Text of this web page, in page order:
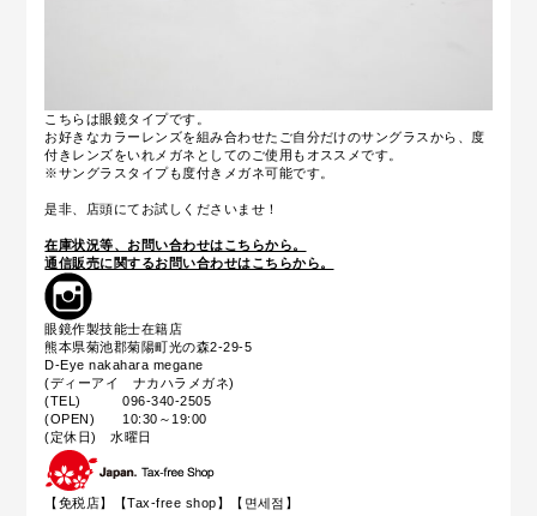
こちらは眼鏡タイプです。
お好きなカラーレンズを組み合わせたご自分だけのサングラスから、度
付きレンズをいれメガネとしてのご使用もオススメです。
※サングラスタイプも度付きメガネ可能です。
是非、店頭にてお試しくださいませ！
在庫状況等、お問い合わせはこちらから。
通信販売に関するお問い合わせはこちらから。
眼鏡作製技能士在籍店
熊本県菊池郡菊陽町光の森2-29-5
D-Eye nakahara megane
(ディーアイ ナカハラメガネ)
(TEL) 096-340-2505
(OPEN) 10:30～19:00
(定休日) 水曜日
【免税店】【Tax-free shop】【면세점】